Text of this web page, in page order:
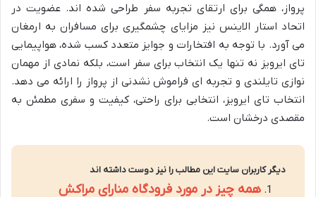
پرواز، همگی برای ارتقای تجربه سفر طراحی شده اند. عضویت در
اتحاد استار الاینس نیز مزایای چشمگیری برای مسافران به ارمغان
می آورد. با توجه به افتخارات و جوایز متعدد کسب شده، هواپیمایی
تای ایرویز نه تنها یک انتخاب برای سفر است، بلکه نمادی از مهمان
نوازی تایلندی و تجربه ای فراموش نشدنی از پرواز را ارائه می دهد.
انتخاب تای ایرویز، انتخابی برای راحتی، کیفیت و سفری مطمئن به
مقصدی درخشان است.
دیگر کاربران سایت این مطالب را نیز دوست داشته اند
همه چیز در مورد فرودگاه منارای مراکش